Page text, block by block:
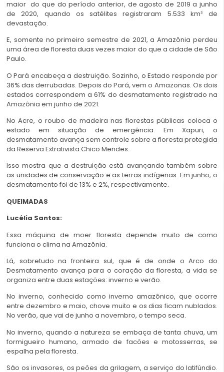
maior do que do período anterior, de agosto de 2019 a junho
de 2020, quando os satélites registraram 5.533 km² de
devastação.
E, somente no primeiro semestre de 2021, a Amazônia perdeu
uma área de floresta duas vezes maior do que a cidade de São
Paulo.
O Pará encabeça a destruição. Sozinho, o Estado responde por
36% das derrubadas. Depois do Pará, vem o Amazonas. Os dois
estados correspondem a 61% do desmatamento registrado na
Amazônia em junho de 2021.
No Acre, o roubo de madeira nas florestas públicas coloca o
estado em situação de emergência. Em Xapuri, o
desmatamento avança sem controle sobre a floresta protegida
da Reserva Extrativista Chico Mendes.
Isso mostra que a destruição está avançando também sobre
as unidades de conservação e as terras indígenas. Em junho, o
desmatamento foi de 13% e 2%, respectivamente.
QUEIMADAS
Lucélia Santos:
Essa máquina de moer floresta depende muito de como
funciona o clima na Amazônia.
Lá, sobretudo na fronteira sul, que é de onde o Arco do
Desmatamento avança para o coração da floresta, a vida se
organiza entre duas estações: inverno e verão.
No inverno, conhecido como inverno amazônico, que ocorre
entre dezembro e maio, chove muito e os dias ficam nublados.
No verão, que vai de junho a novembro, o tempo seca.
No inverno, quando a natureza se embaça de tanta chuva, um
formigueiro humano, armado de facões e motosserras, se
espalha pela floresta.
São os invasores, os peões da grilagem, a serviço do latifúndio.